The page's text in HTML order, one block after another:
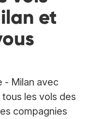
et
- Milan avec
les vols des
compagnies